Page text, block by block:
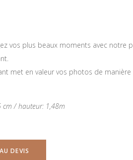
vos plus beaux moments avec notre
met en valeur vos photos de manière
cm / hauteur: 1,48m
DEVIS